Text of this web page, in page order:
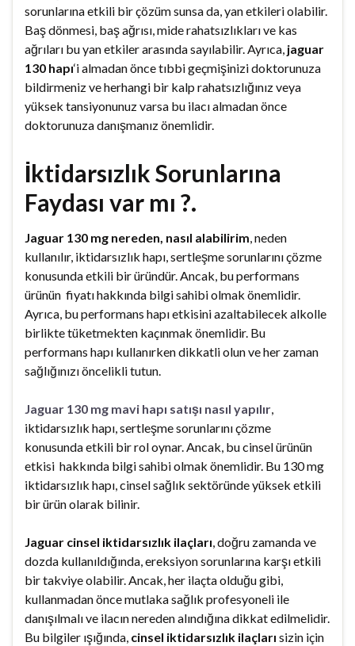
sorunlarına etkili bir çözüm sunsa da, yan etkileri olabilir.
Baş dönmesi, baş ağrısı, mide rahatsızlıkları ve kas
ağrıları bu yan etkiler arasında sayılabilir. Ayrıca, jaguar
130 hapı‘i almadan önce tıbbi geçmişinizi doktorunuza
bildirmeniz ve herhangi bir kalp rahatsızlığınız veya
yüksek tansiyonunuz varsa bu ilacı almadan önce
doktorunuza danışmanız önemlidir.
İktidarsızlık Sorunlarına
Faydası var mı ?.
Jaguar 130 mg nereden, nasıl alabilirim, neden
kullanılır, iktidarsızlık hapı, sertleşme sorunlarını çözme
konusunda etkili bir üründür. Ancak, bu performans
ürünün fiyatı hakkında bilgi sahibi olmak önemlidir.
Ayrıca, bu performans hapı etkisini azaltabilecek alkolle
birlikte tüketmekten kaçınmak önemlidir. Bu
performans hapı kullanırken dikkatli olun ve her zaman
sağlığınızı öncelikli tutun.
Jaguar 130 mg mavi hapı satışı nasıl yapılır,
iktidarsızlık hapı, sertleşme sorunlarını çözme
konusunda etkili bir rol oynar. Ancak, bu cinsel ürünün
etkisi hakkında bilgi sahibi olmak önemlidir. Bu 130 mg
iktidarsızlık hapı, cinsel sağlık sektöründe yüksek etkili
bir ürün olarak bilinir.
Jaguar cinsel iktidarsızlık ilaçları, doğru zamanda ve
dozda kullanıldığında, ereksiyon sorunlarına karşı etkili
bir takviye olabilir. Ancak, her ilaçta olduğu gibi,
kullanmadan önce mutlaka sağlık profesyoneli ile
danışılmalı ve ilacın nereden alındığına dikkat edilmelidir.
Bu bilgiler ışığında, cinsel iktidarsızlık ilaçları sizin için